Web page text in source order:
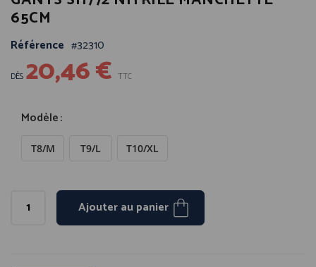
début
la
Galerie
d’images
65CM
Référence 32310
DÈS 20,46 € TTC
Modèle
T8/M T9/L T10/XL
Ajouter au panier